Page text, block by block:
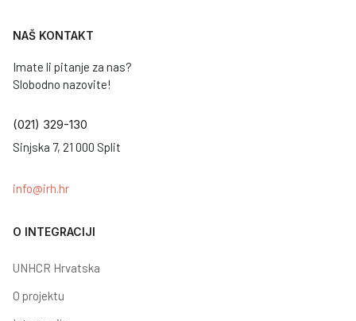
NAŠ KONTAKT
Imate li pitanje za nas?
Slobodno nazovite!
(021) 329-130
Sinjska 7, 21 000 Split
info@irh.hr
O INTEGRACIJI
UNHCR Hrvatska
O projektu